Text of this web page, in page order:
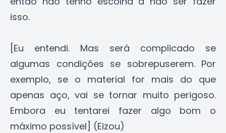
isso.
[Eu entendi. Mas será complicado se
algumas condições se sobrepuserem. Por
exemplo, se o material for mais do que
apenas aço, vai se tornar muito perigoso.
Embora eu tentarei fazer algo bom o
máximo possível] (Eizou)